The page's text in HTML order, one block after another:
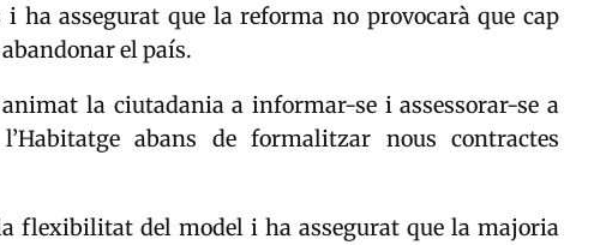
ha assegurat que la reforma no provocarà que cap
el país.
la ciutadania a informar-se i assessorar-se a
abans de formalitzar nous contractes
flexibilitat del model i ha assegurat que la majoria